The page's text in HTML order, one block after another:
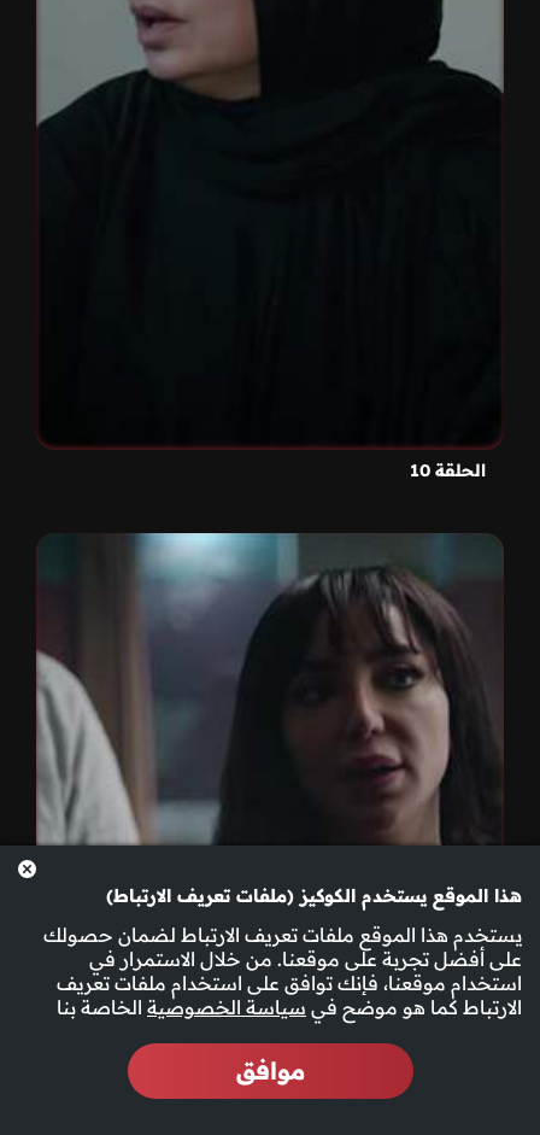
الحلقة 10
هذا الموقع يستخدم الكوكيز (ملفات تعريف الارتباط)
يستخدم هذا الموقع ملفات تعريف الارتباط لضمان حصولك
على أفضل تجربة على موقعنا. من خلال الاستمرار في
استخدام موقعنا، فإنك توافق على استخدام ملفات تعريف
الارتباط كما هو موضح في سياسة الخصوصية الخاصة بنا
موافق